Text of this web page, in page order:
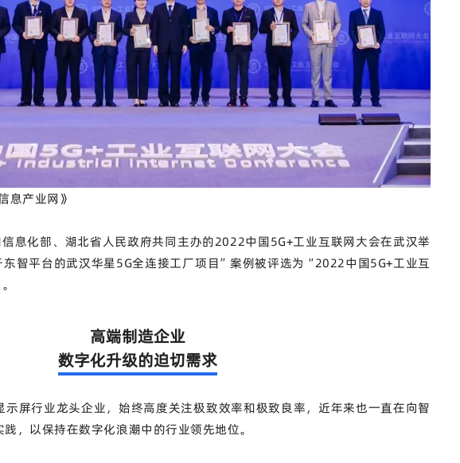
息产业网》
息化部、湖北省人民政府共同主办的2022中国5G+工业互联网大会在武汉举
智平台的武汉华星5G全连接工厂项目”案例被评选为“2022中国5G+工业互
高端制造企业
数字化升级的迫切需求
屏行业龙头企业，始终高度关注极致效率和极致良率，近年来也一直在向智
，以保持在数字化浪潮中的行业领先地位。